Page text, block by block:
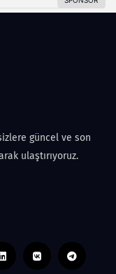
güncel ve son
ulaştırıyoruz.